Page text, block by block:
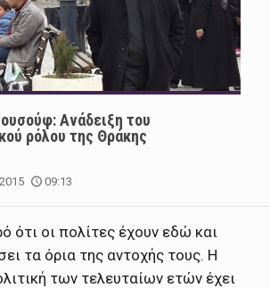
Ανάδειξη του
ρόλου της Θράκης
09:13
ότι οι πολίτες έχουν εδώ και
τα όρια της αντοχής τους. Η
των τελευταίων ετών έχει